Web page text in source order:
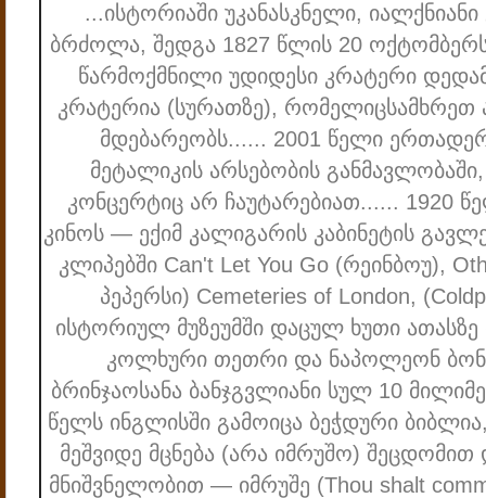
...ისტორიაში უკანასკნელი,
ბრძოლა, შედგა 1827 წლის 20
წარმოქმნილი უდიდესი კრატერი
კრატერია (სურათზე), რომელიცსამხრეთ
მდებარეობს...... 2001 წელი
მეტალიკის არსებობის
კონცერტიც არ ჩაუტარებიათ...... 1920
კინოს — ექიმ კალიგარის კაბინეტის
კლიპებში Can't Let You Go (რეინბოუ),
პეპერსი) Cemeteries of London,
ისტორიულ მუზეუმში დაცულ ხუთი ათასზე
კოლხური თეთრი და ნაპოლეონ
ბრინჯაოსანა ბანჯგვლიანი სულ 10
წელს ინგლისში გამოიცა ბეჭდური
მეშვიდე მცნება (არა იმრუშო) შეცდომით
მნიშვნელობით — იმრუშე (Thou shalt